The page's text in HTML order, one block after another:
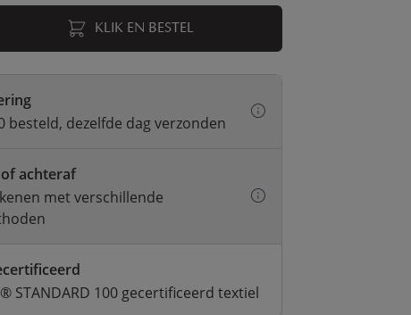
KLIK EN BESTEL
besteld, dezelfde dag verzonden
achteraf
met verschillende
STANDARD 100 gecertificeerd textiel